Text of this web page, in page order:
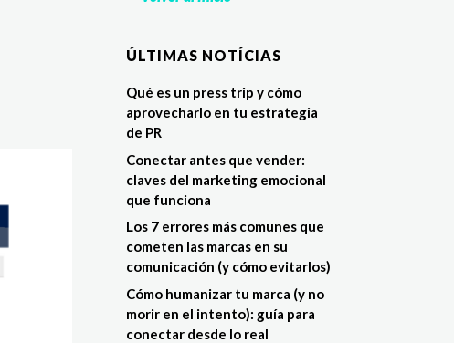
ÚLTIMAS NOTÍCIAS
Qué es un press trip y cómo
aprovecharlo en tu estrategia
de PR
Conectar antes que vender:
claves del marketing emocional
que funciona
Los 7 errores más comunes que
cometen las marcas en su
comunicación (y cómo evitarlos)
Cómo humanizar tu marca (y no
morir en el intento): guía para
conectar desde lo real